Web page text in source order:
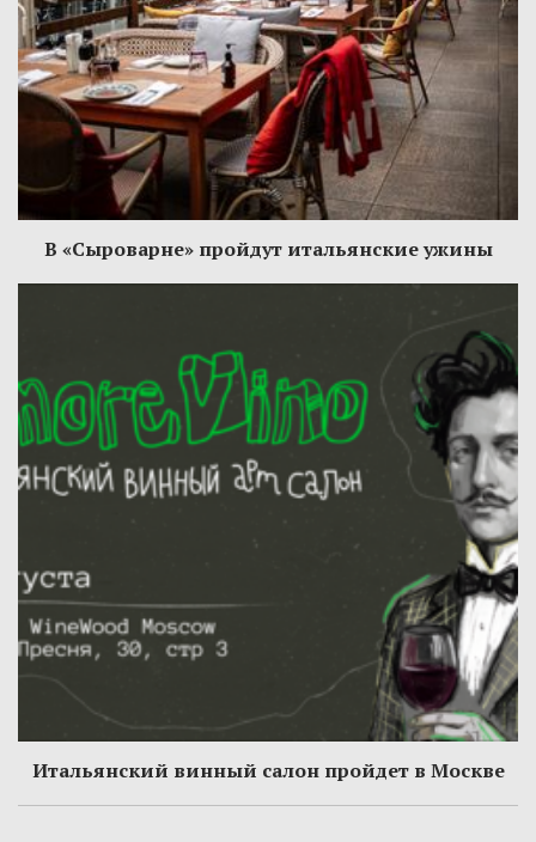
В «Сыроварне» пройдут итальянские ужины
Итальянский винный салон пройдет в Москве